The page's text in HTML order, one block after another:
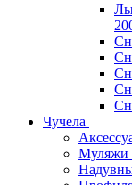
Чучела
Муляжи